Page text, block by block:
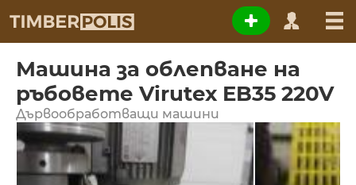
Машина за облепване на
ръбовете Virutex EB35 220V
Дървообработващи машини